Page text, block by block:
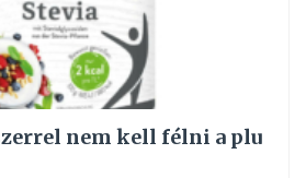
nem kell félni a plu